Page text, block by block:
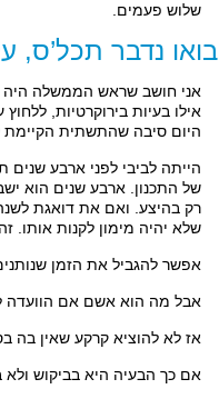
שלוש פעמים.
בואו נדבר תכל’ס,
אני חושב שראש הממשלה היה
אילו בעיות בירוקרטיות,
היום סיבה שהתשתית
הייתה לביבי לפני ארבע
של התכנון. ארבע שנים הוא
רק בהיצע. ואם את דואגת
שלא יהיה מימון לקנות אותו.
אפשר להגביל את הזמן
אבל מה הוא אשם אם הוועדה
אז לא להוציא קרקע שאין בה
אם כך הבעיה היא בביקוש ולא